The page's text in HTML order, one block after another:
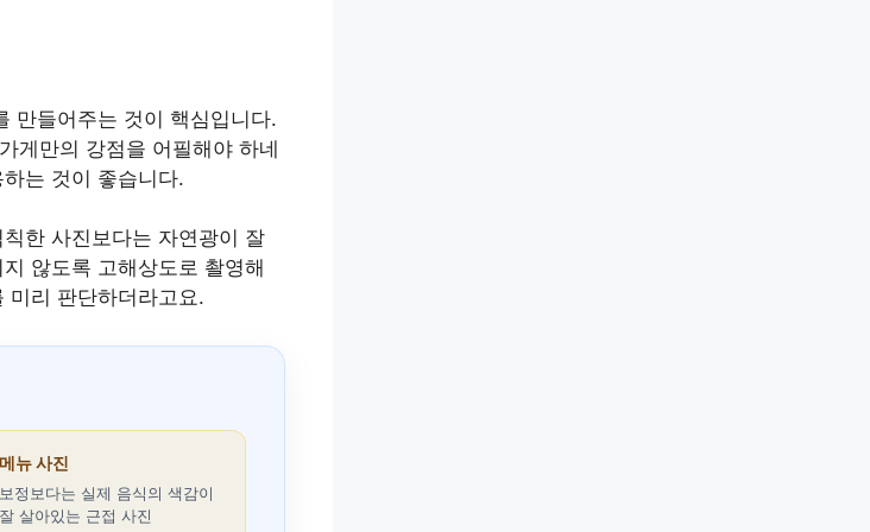
만들어주는 것이 핵심입니다.
게만의 강점을 어필해야 하네
는 것이 좋습니다.
한 사진보다는 자연광이 잘
않도록 고해상도로 촬영해
미리 판단하더라고요.
메뉴 사진
보정보다는 실제 음식의 색감이
잘 살아있는 근접 사진